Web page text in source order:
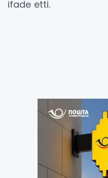
ifade etti.